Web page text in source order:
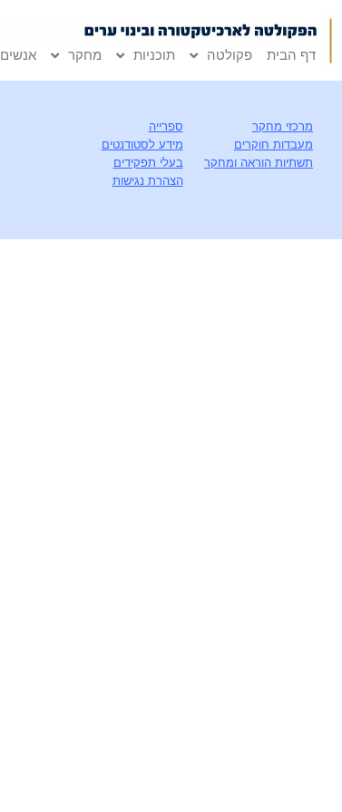
דף הבית פקולטה תוכניות מחקר אנשים
מרכזי מחקר
מעבדות חוקרים
תשתיות הוראה ומחקר
ספרייה
מידע לסטודנטים
בעלי תפקידים
הצהרת נגישות